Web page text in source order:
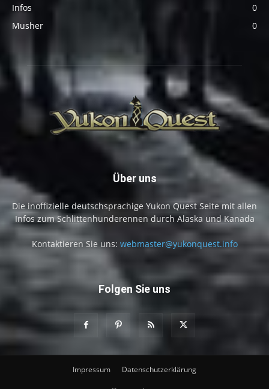
Infos
0
Musher
0
Über uns
Die inoffizielle deutschsprachige Yukon Quest Seite mit allen
Infos zum Schlittenhunderennen durch Alaska und Kanada
Kontaktieren Sie uns: webmaster@yukonquest.info
Folgen Sie uns
Impressum Datenschutzerklärung